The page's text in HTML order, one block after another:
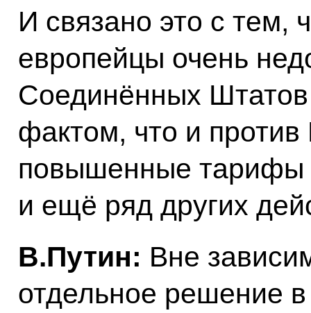
И связано это с тем,
европейцы очень
Соединённых
фактом, что и
повышенные тарифы
и ещё ряд других
В.Путин: Вне
отдельное решение